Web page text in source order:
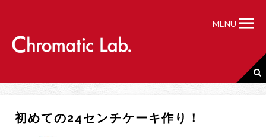
MENU
初めての24センチケーキ作り！